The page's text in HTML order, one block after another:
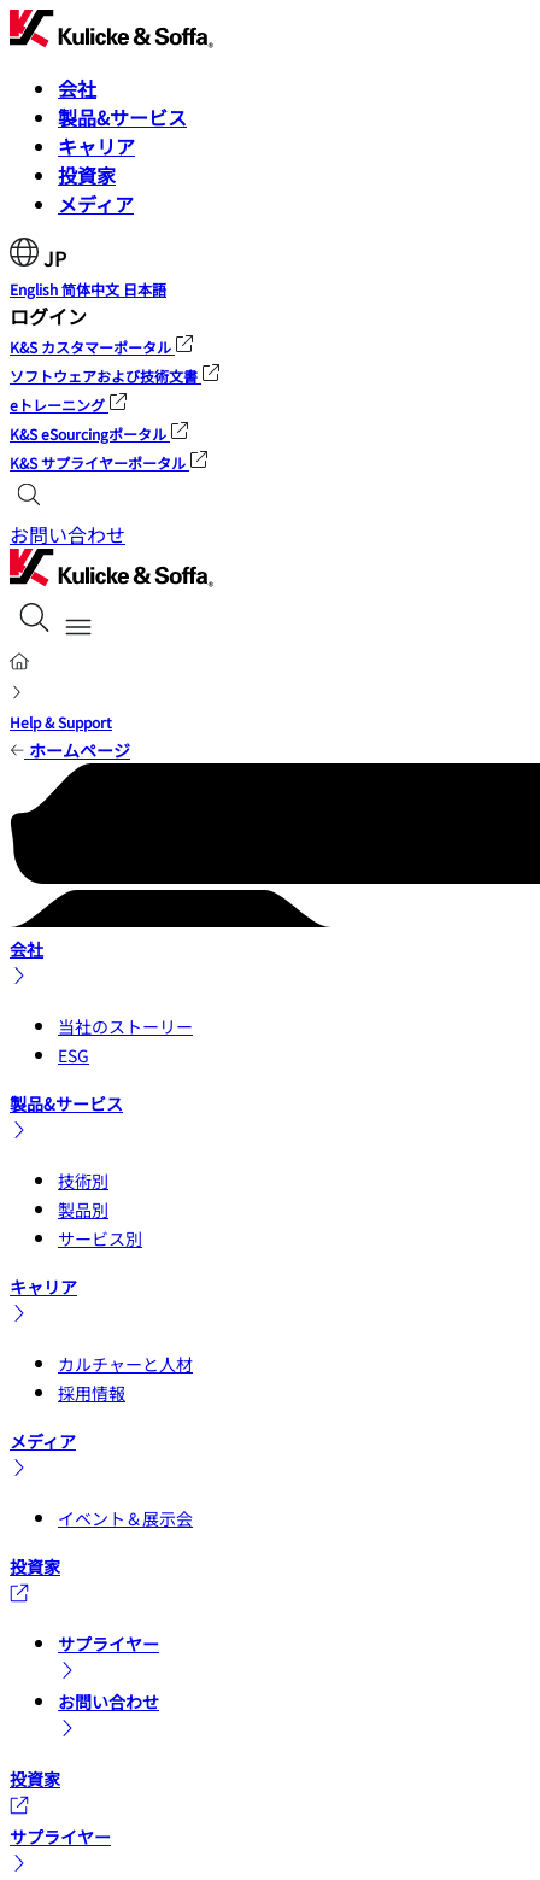
会社
製品&サービス
キャリア
投資家
メディア
JP
English简体中文 日本語
ログイン
K&S カスタマーポータル
ソフトウェアおよび技術文書
eトレーニング
K&S eSourcingポータル
K&S サプライヤーポータル
お問い合わせ
Help & Support
ホームページ
会社
当社のストーリー
ESG
製品&サービス
技術別
製品別
サービス別
キャリア
カルチャーと人材
採用情報
メディア
イベント＆展示会
投資家
サプライヤー
お問い合わせ
投資家
サプライヤー